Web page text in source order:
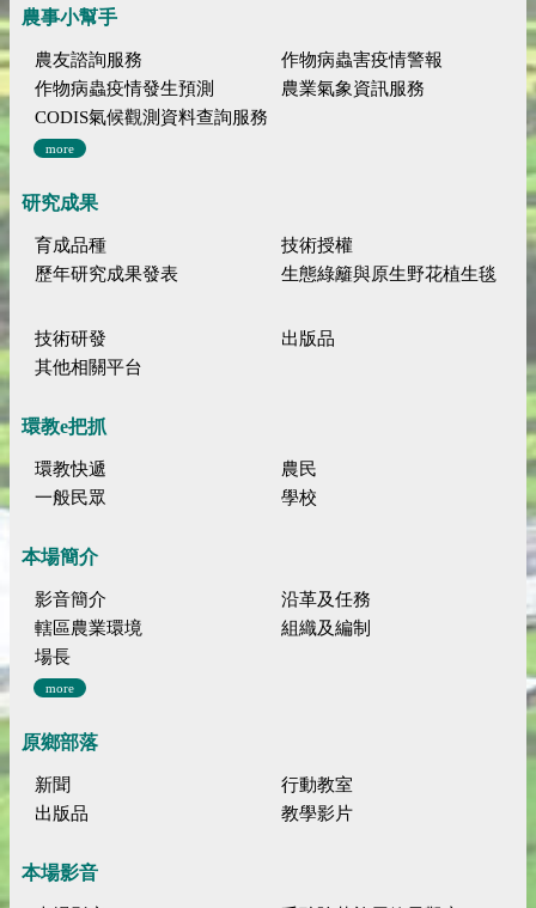
農事小幫手
農友諮詢服務
作物病蟲害疫情警報
作物病蟲疫情發生預測
農業氣象資訊服務
CODIS氣候觀測資料查詢服務
more
研究成果
育成品種
技術授權
歷年研究成果發表
生態綠籬與原生野花植生毯
技術研發
出版品
其他相關平台
環教e把抓
環教快遞
農民
一般民眾
學校
本場簡介
影音簡介
沿革及任務
轄區農業環境
組織及編制
場長
more
原鄉部落
新聞
行動教室
出版品
教學影片
本場影音